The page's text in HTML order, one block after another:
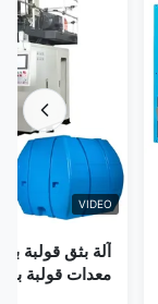
VIDEO
آلة بثق قولبة
معدات قولبة بالنفخ